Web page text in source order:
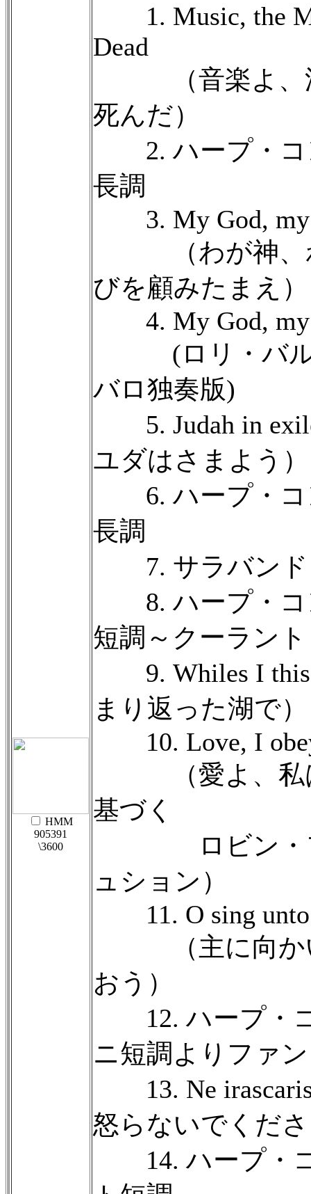
HMM
905391
\3600
1. Music, the
Dead
（音楽よ、汝
死んだ）
2. ハープ・コ
長調
3. My God, my
（わが神、わ
びを顧みたまえ）
4. My God, my
(ロリ・バル
バロ独奏版)
5. Judah in
ユダはさまよう）
6. ハープ・コ
長調
7. サラバンド
8. ハープ・コ
短調～クーラント
9. Whiles I this
まり返った湖で）
10. Love, I
（愛よ、私は
基づく
ロビン・フ
ュション）
11. O sing unto
（主に向かい
おう）
12. ハープ・コ
ニ短調よりファ
13. Ne
怒らないでくだ
14. ハープ・コ